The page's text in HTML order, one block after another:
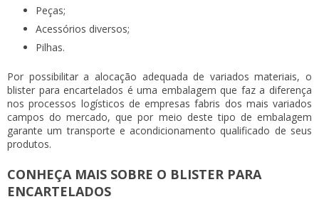
Peças;
Acessórios diversos;
Pilhas.
Por possibilitar a alocação adequada de variados materiais, o
blister para encartelados é uma embalagem que faz a diferença
nos processos logísticos de empresas fabris dos mais variados
campos do mercado, que por meio deste tipo de embalagem
garante um transporte e acondicionamento qualificado de seus
produtos.
CONHEÇA MAIS SOBRE O BLISTER PARA
ENCARTELADOS